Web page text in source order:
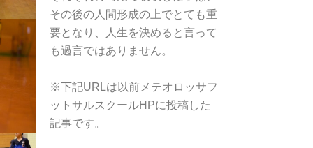
その後の人間形成の上でとても重
要となり、人生を決めると言って
も過言ではありません。
※下記URLは以前メテオロッサフ
ットサルスクールHPに投稿した
記事です。